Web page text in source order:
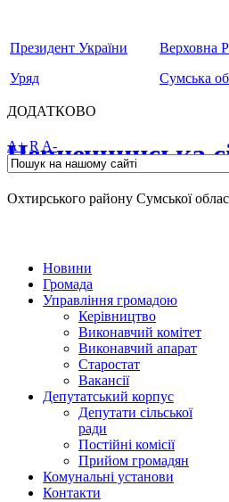
Президент України
Уряд
Верховна
Сумська
ДОДАТКОВО
Чернеччинська
Охтирського району Сумської
A+ RA-
Новини
Громада
Управління громадою
Керівництво
Виконавчий комітет
Виконавчий апарат
Старостат
Вакансії
Депутатський корпус
Депутати сільської
ради
Постійні комісії
Прийом громадян
Комунальні установи
Контакти